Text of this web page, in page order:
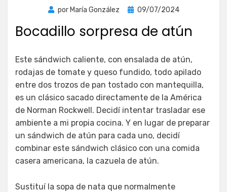
por María González
Publicada
09/07/2024
Bocadillo sorpresa de atún
Este sándwich caliente, con ensalada de atún,
rodajas de tomate y queso fundido, todo apilado
entre dos trozos de pan tostado con mantequilla,
es un clásico sacado directamente de la América
de Norman Rockwell. Decidí intentar trasladar ese
ambiente a mi propia cocina. Y en lugar de preparar
un sándwich de atún para cada uno, decidí
combinar este sándwich clásico con una comida
casera americana, la cazuela de atún.
Sustituí la sopa de nata que normalmente